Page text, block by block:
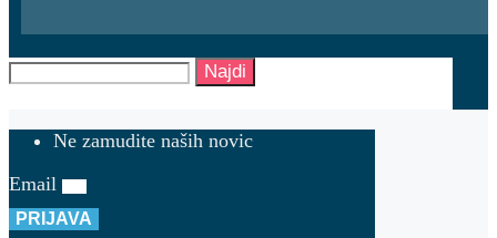
Najdi
Ne zamudite naših novic
Email
PRIJAVA